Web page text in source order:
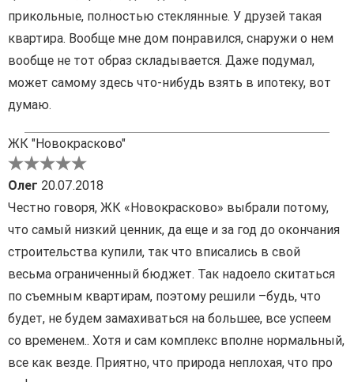
прикольные, полностью стеклянные. У друзей такая
квартира. Вообще мне дом понравился, снаружи о нем
вообще не тот образ складывается. Даже подумал,
может самому здесь что-нибудь взять в ипотеку, вот
думаю.
ЖК "Новокрасково"
Олег 20.07.2018
Честно говоря, ЖК «Новокрасково» выбрали потому,
что самый низкий ценник, да еще и за год до окончания
строительства купили, так что вписались в свой
весьма ограниченный бюджет. Так надоело скитаться
по съемным квартирам, поэтому решили –будь, что
будет, не будем замахиваться на большее, все успеем
со временем.. Хотя и сам комплекс вполне нормальный,
все как везде. Приятно, что природа неплохая, что про